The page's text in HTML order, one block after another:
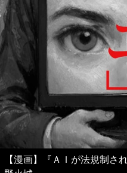
【漫画】『ＡＩが法規制